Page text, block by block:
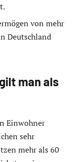
von mehr
Deutschland
man als
Einwohner
sehr
mehr als 60